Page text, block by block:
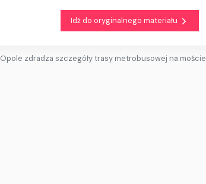
Idź do oryginalnego materiału
Opole zdradza szczegóły trasy metrobusowej na moście